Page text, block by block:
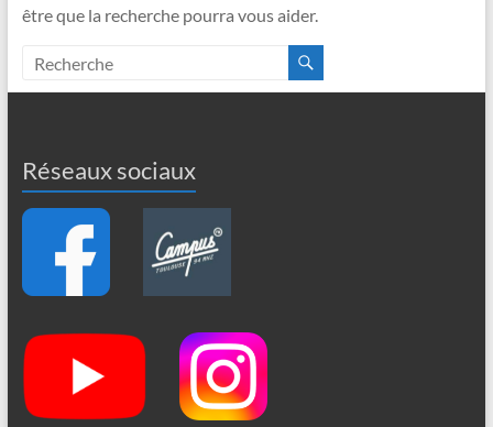
être que la recherche pourra vous aider.
Réseaux sociaux